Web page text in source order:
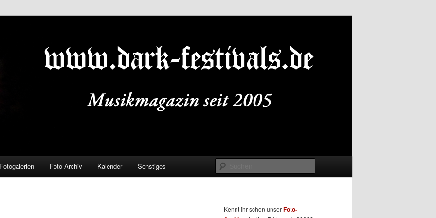
Fotogalerien Foto-Archiv Kalender Sonstiges
Kennt ihr schon unserFoto-